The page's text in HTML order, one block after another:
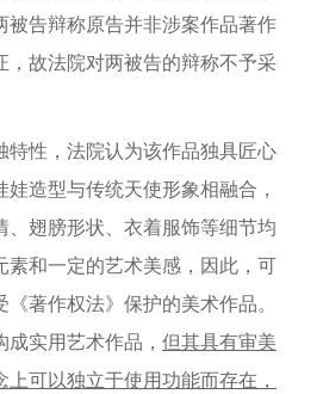
被告辩称原告并非涉案作品著作
，故法院对两被告的辩称不予采
性，法院认为该作品独具匠心
造型与传统天使形象相融合，
翅膀形状、衣着服饰等细节均
素和一定的艺术美感，因此，可
著作权法》保护的美术作品。
实用艺术作品， 但其具有审美
可以独立于使用功能而存在，